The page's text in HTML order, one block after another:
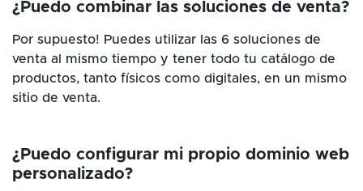
¿Puedo combinar las soluciones de venta?
Por supuesto! Puedes utilizar las 6 soluciones de
venta al mismo tiempo y tener todo tu catálogo de
productos, tanto físicos como digitales, en un mismo
sitio de venta.
¿Puedo configurar mi propio dominio web
personalizado?